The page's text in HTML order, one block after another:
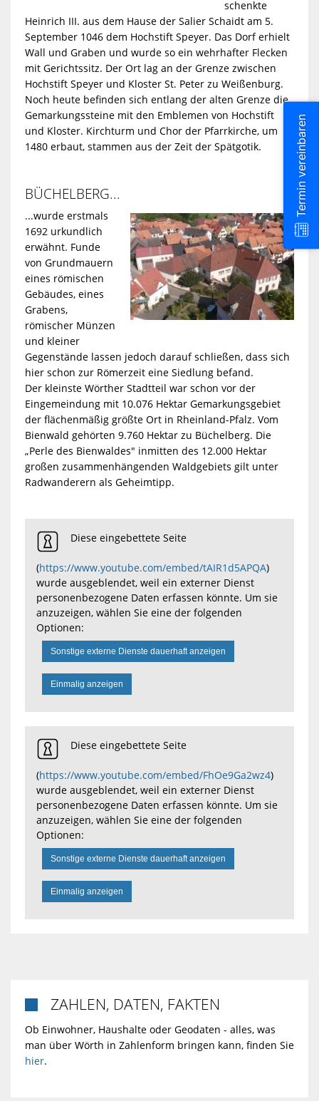
schenkte
Heinrich III. aus dem Hause der Salier Schaidt am 5.
September 1046 dem Hochstift Speyer. Das Dorf erhielt
Wall und Graben und wurde so ein wehrhafter Flecken
mit Gerichtssitz. Der Ort lag an der Grenze zwischen
Hochstift Speyer und Kloster St. Peter zu Weißenburg.
Noch heute befinden sich entlang der alten Grenze die
Gemarkungssteine mit den Emblemen von Hochstift
und Kloster. Kirchturm und Chor der Pfarrkirche, um
1480 erbaut, stammen aus der Zeit der Spätgotik.
BÜCHELBERG...
...wurde erstmals
1692 urkundlich
erwähnt. Funde
von Grundmauern
eines römischen
Gebäudes, eines
Grabens,
römischer Münzen
und kleiner
Gegenstände lassen jedoch darauf schließen, dass sich
hier schon zur Römerzeit eine Siedlung befand.
Der kleinste Wörther Stadtteil war schon vor der
Eingemeindung mit 10.076 Hektar Gemarkungsgebiet
der flächenmäßig größte Ort in Rheinland-Pfalz. Vom
Bienwald gehörten 9.760 Hektar zu Büchelberg. Die
„Perle des Bienwaldes" inmitten des 12.000 Hektar
großen zusammenhängenden Waldgebiets gilt unter
Radwanderern als Geheimtipp.
Diese eingebettete Seite
(https://www.youtube.com/embed/tAIR1d5APQA)
wurde ausgeblendet, weil ein externer Dienst
personenbezogene Daten erfassen könnte. Um sie
anzuzeigen, wählen Sie eine der folgenden
Optionen:
Sonstige externe Dienste dauerhaft anzeigen
Einmalig anzeigen
Diese eingebettete Seite
(https://www.youtube.com/embed/FhOe9Ga2wz4)
wurde ausgeblendet, weil ein externer Dienst
personenbezogene Daten erfassen könnte. Um sie
anzuzeigen, wählen Sie eine der folgenden
Optionen:
Sonstige externe Dienste dauerhaft anzeigen
Einmalig anzeigen
ZAHLEN, DATEN, FAKTEN
Ob Einwohner, Haushalte oder Geodaten - alles, was
man über Wörth in Zahlenform bringen kann, finden Sie
hier.
Termin vereinbaren